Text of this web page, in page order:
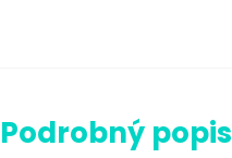
Podrobný popis